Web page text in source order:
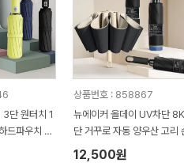
단 원터치 1
드파우치 포
상품번호 : 858867
뉴에이커 올데이 UV차단
단 거꾸로 자동 양우산 고리
이
12,500원